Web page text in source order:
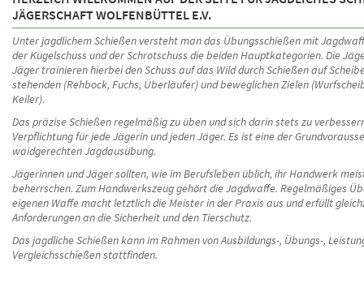
JÄGERSCHAFT WOLFENBÜTTEL E.V.
Unter jagdlichem Schießen versteht man das Übungsschießen mit
der Kugelschuss und der Schrotschuss die beiden Hauptkategorien. Die
Jäger trainieren hierbei den Schuss auf das Wild durch Schießen auf
stehenden (Rehbock, Fuchs, Überläufer) und beweglichen Zielen
Keiler).
Das präzise Schießen regelmäßig zu üben und sich darin stets zu
Verpflichtung für jede Jägerin und jeden Jäger. Es ist eine der
waidgerechten Jagdausübung.
Jägerinnen und Jäger sollten, wie im Berufsleben üblich, ihr Handwerk
beherrschen. Zum Handwerkszeug gehört die Jagdwaffe. Regelmäßiges
eigenen Waffe macht letztlich die Meister in der Praxis aus und erfüllt
Anforderungen an die Sicherheit und den Tierschutz.
Das jagdliche Schießen kann im Rahmen von Ausbildungs-, Übungs-,
Vergleichsschießen stattfinden.